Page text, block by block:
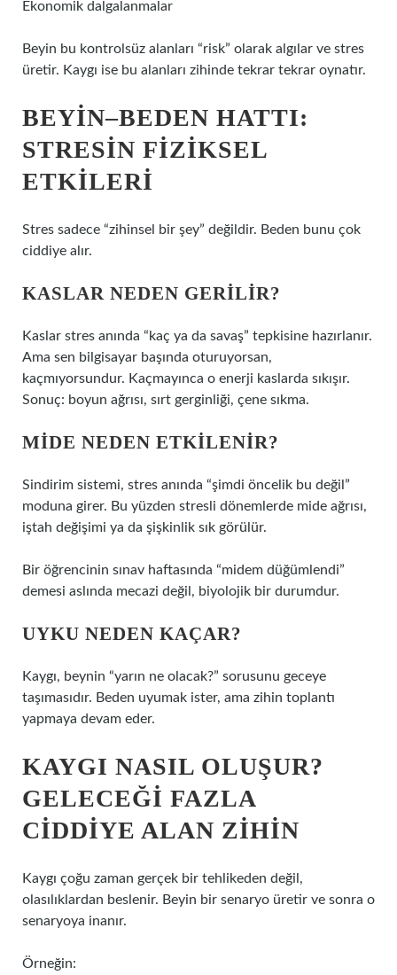
Ekonomik dalgalanmalar
Beyin bu kontrolsüz alanları “risk” olarak algılar ve stres
üretir. Kaygı ise bu alanları zihinde tekrar tekrar oynatır.
BEYIN–BEDEN HATTI:
STRESIN FIZIKSEL
ETKILERI
Stres sadece “zihinsel bir şey” değildir. Beden bunu çok
ciddiye alır.
KASLAR NEDEN GERILIR?
Kaslar stres anında “kaç ya da savaş” tepkisine hazırlanır.
Ama sen bilgisayar başında oturuyorsan,
kaçmıyorsundur. Kaçmayınca o enerji kaslarda sıkışır.
Sonuç: boyun ağrısı, sırt gerginliği, çene sıkma.
MIDE NEDEN ETKILENIR?
Sindirim sistemi, stres anında “şimdi öncelik bu değil”
moduna girer. Bu yüzden stresli dönemlerde mide ağrısı,
iştah değişimi ya da şişkinlik sık görülür.
Bir öğrencinin sınav haftasında “midem düğümlendi”
demesi aslında mecazi değil, biyolojik bir durumdur.
UYKU NEDEN KAÇAR?
Kaygı, beynin “yarın ne olacak?” sorusunu geceye
taşımasıdır. Beden uyumak ister, ama zihin toplantı
yapmaya devam eder.
KAYGI NASIL OLUŞUR?
GELECEĞI FAZLA
CIDDIYE ALAN ZIHIN
Kaygı çoğu zaman gerçek bir tehlikeden değil,
olasılıklardan beslenir. Beyin bir senaryo üretir ve sonra o
senaryoya inanır.
Örneğin: